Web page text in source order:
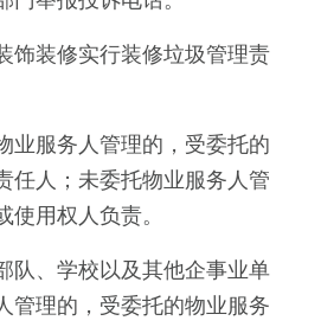
饰装修实行装修垃圾管理责
业服务人管理的，受委托的
任人；未委托物业服务人管
使用权人负责。
队、学校以及其他企事业单
管理的，受委托的物业服务